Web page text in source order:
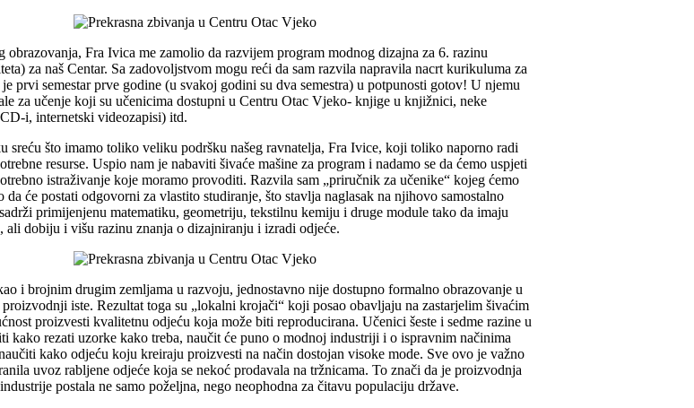
obrazovanja, Fra Ivica me zamolio da razvijem program modnog dizajna za 6. razinu
za naš Centar. Sa zadovoljstvom mogu reći da sam razvila napravila nacrt kurikuluma za
prvi semestar prve godine (u svakoj godini su dva semestra) u potpunosti gotov! U njemu
za učenje koji su učenicima dostupni u Centru Otac Vjeko- knjige u knjižnici, neke
i, internetski videozapisi) itd.
sreću što imamo toliko veliku podršku našeg ravnatelja, Fra Ivice, koji toliko naporno radi
resurse. Uspio nam je nabaviti šivaće mašine za program i nadamo se da ćemo uspjeti
istraživanje koje moramo provoditi. Razvila sam „priručnik za učenike“ kojeg ćemo
da će postati odgovorni za vlastito studiranje, što stavlja naglasak na njihovo samostalno
primijenjenu matematiku, geometriju, tekstilnu kemiju i druge module tako da imaju
ali dobiju i višu razinu znanja o dizajniranju i izradi odjeće.
i brojnim drugim zemljama u razvoju, jednostavno nije dostupno formalno obrazovanje u
iste. Rezultat toga su „lokalni krojači“ koji posao obavljaju na zastarjelim šivaćim
proizvesti kvalitetnu odjeću koja može biti reproducirana. Učenici šeste i sedme razine u
kako rezati uzorke kako treba, naučit će puno o modnoj industriji i o ispravnim načinima
kako odjeću koju kreiraju proizvesti na način dostojan visoke mode. Sve ovo je važno
uvoz rabljene odjeće koja se nekoć prodavala na tržnicama. To znači da je proizvodnja
postala ne samo poželjna, nego neophodna za čitavu populaciju države.